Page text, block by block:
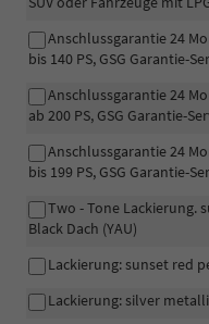
Anschlussgarantie 24
bis 140 PS, GSG Garantie-
Anschlussgarantie 24
ab 200 PS, GSG Garantie-
Anschlussgarantie 24
bis 199 PS, GSG Garantie-
Two - Tone Lackierung.
Black Dach (YAU)
Lackierung: sunset red
Lackierung: silver